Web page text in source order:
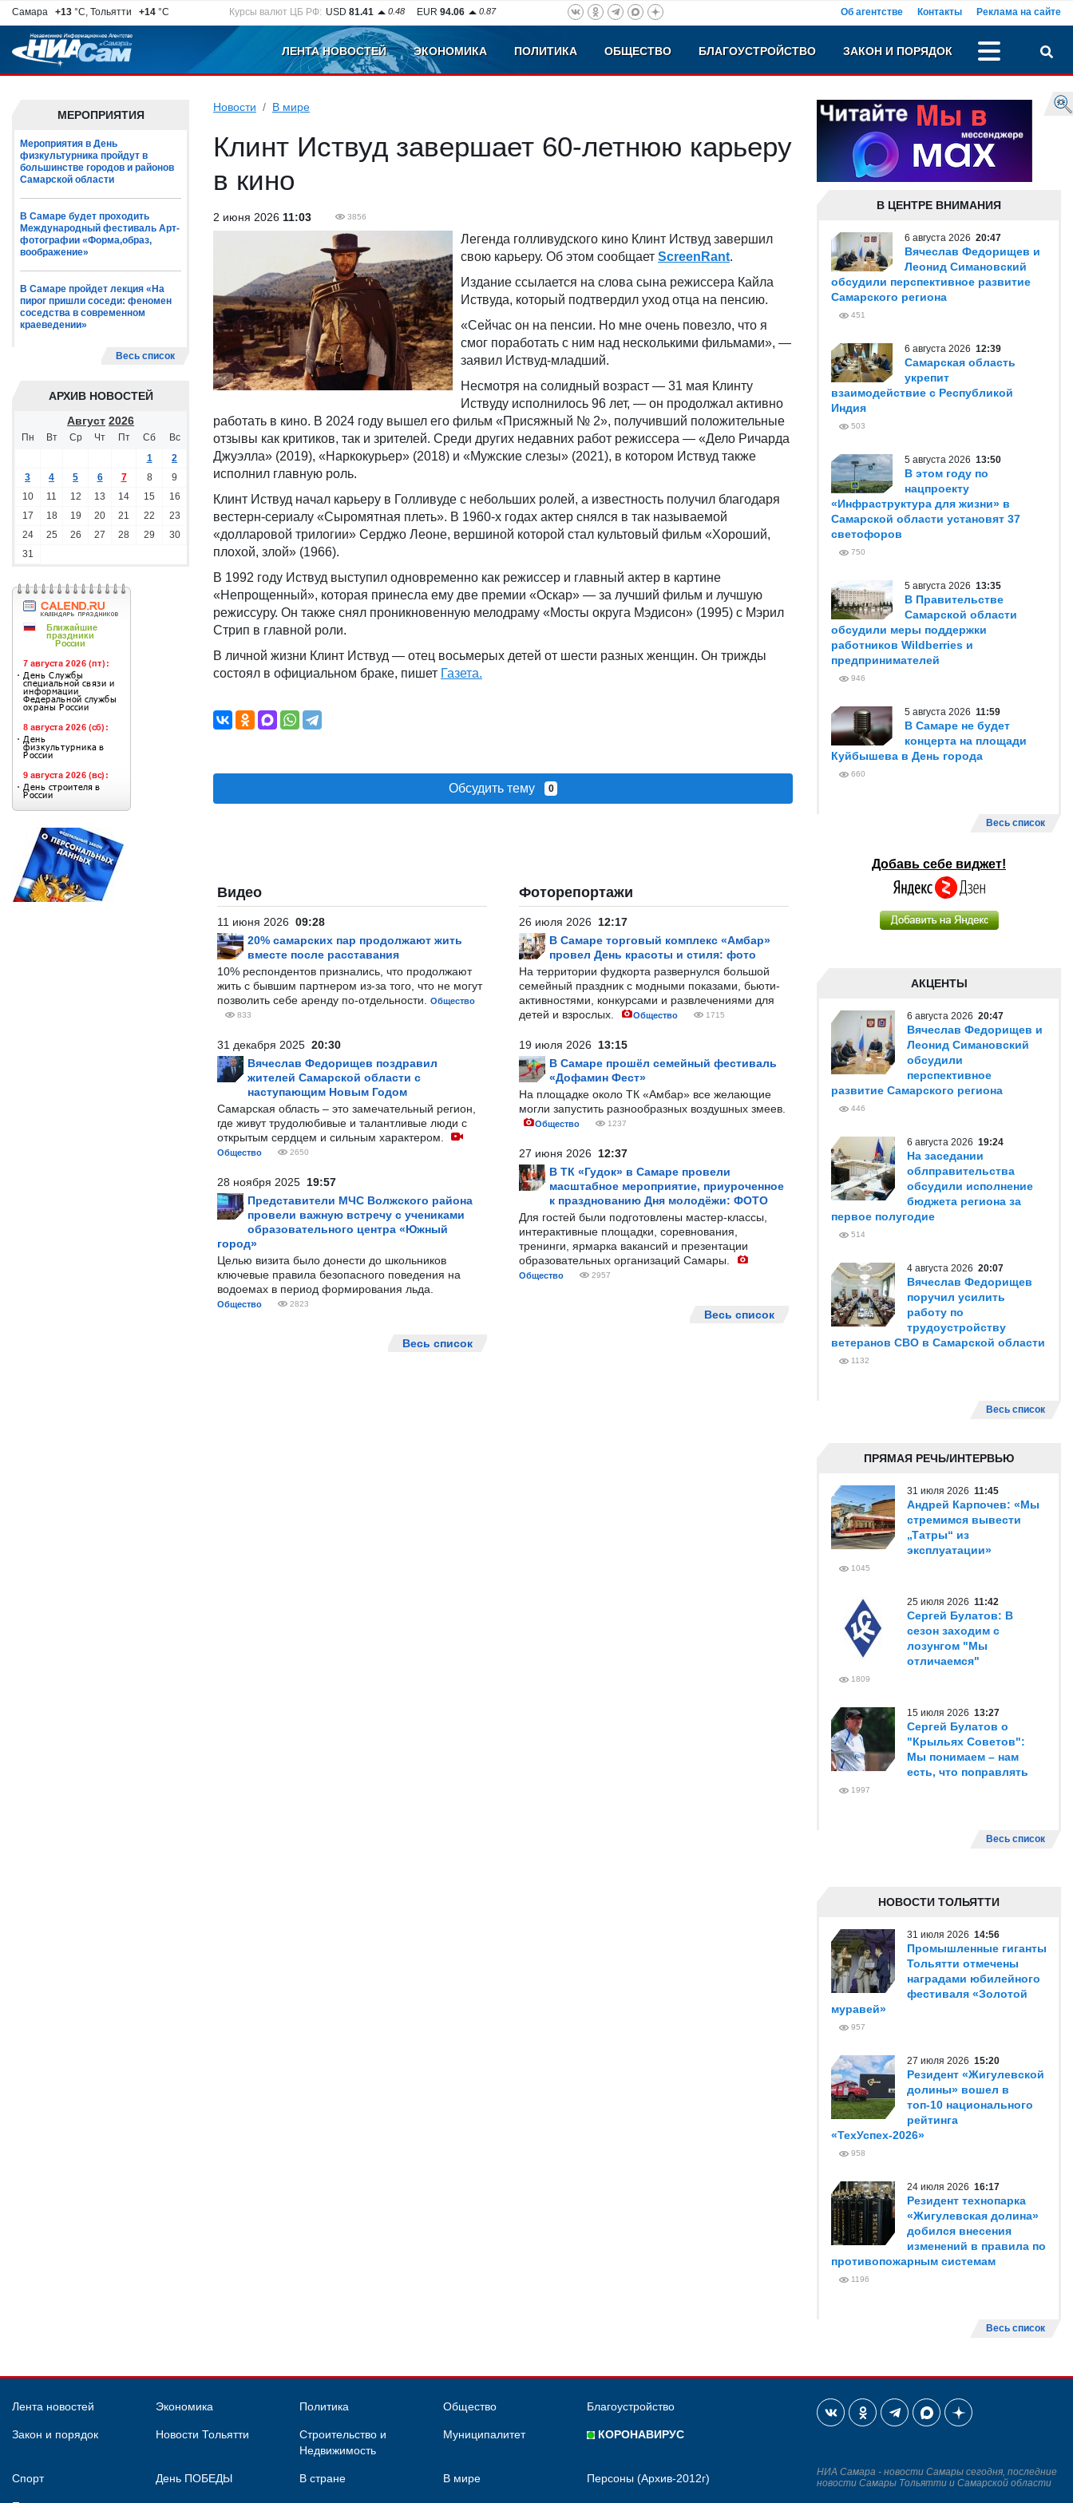
Самара +13 °C, Тольятти +14 °C Курсы валют ЦБ РФ: USD 81.41 0.48 EUR 94.06 0.87 Об агентстве Контакты Реклама на сайте
ЛЕНТА НОВОСТЕЙ ЭКОНОМИКА ПОЛИТИКА ОБЩЕСТВО БЛАГОУСТРОЙСТВО ЗАКОН И ПОРЯДОК
МЕРОПРИЯТИЯ
Мероприятия в День
физкультурника пройдут в
большинстве городов и районов
Самарской области
В Самаре будет проходить
Международный фестиваль Арт-
фотографии «Форма,образ,
воображение»
В Самаре пройдет лекция «На
пирог пришли соседи: феномен
соседства в современном
краеведении»
Весь список
АРХИВ НОВОСТЕЙ
Август 2026
Пн Вт Ср Чт Пт Сб
Вс
1
2
3
4 5 6 7 8
9
10
11 12 13 14 15
16
17
18 19 20 21 22
23
24
25 26 27 28 29
30
31
Новости В мире
Клинт Иствуд завершает 60‑летнюю карьеру
в кино
2 июня 2026 11:03 3856
Легенда голливудского кино Клинт Иствуд завершил
свою карьеру. Об этом сообщает ScreenRant.
Издание ссылается на слова сына режиссера Кайла
Иствуда, который подтвердил уход отца на пенсию.
«Сейчас он на пенсии. Но мне очень повезло, что я
смог поработать с ним над несколькими фильмами», —
заявил Иствуд‑младший.
Несмотря на солидный возраст — 31 мая Клинту
Иствуду исполнилось 96 лет, — он продолжал активно
работать в кино. В 2024 году вышел его фильм «Присяжный № 2», получивший положительные
отзывы как критиков, так и зрителей. Среди других недавних работ режиссера — «Дело Ричарда
Джуэлла» (2019), «Наркокурьер» (2018) и «Мужские слезы» (2021), в котором Иствуд также
исполнил главную роль.
Клинт Иствуд начал карьеру в Голливуде с небольших ролей, а известность получил благодаря
вестерн‑сериалу «Сыромятная плеть». В 1960‑х годах актер снялся в так называемой
«долларовой трилогии» Серджо Леоне, вершиной которой стал культовый фильм «Хороший,
плохой, злой» (1966).
В 1992 году Иствуд выступил одновременно как режиссер и главный актер в картине
«Непрощенный», которая принесла ему две премии «Оскар» — за лучший фильм и лучшую
режиссуру. Он также снял проникновенную мелодраму «Мосты округа Мэдисон» (1995) с Мэрил
Стрип в главной роли.
В личной жизни Клинт Иствуд — отец восьмерых детей от шести разных женщин. Он трижды
состоял в официальном браке, пишет Газета.
Обсудить тему 0
Видео
11 июня 2026 09:28
20% самарских пар продолжают жить
вместе после расставания
10% респондентов признались, что продолжают
жить с бывшим партнером из-за того, что не могут
позволить себе аренду по-отдельности.
Общество
833
31 декабря 2025 20:30
Вячеслав Федорищев поздравил
жителей Самарской области с
наступающим Новым Годом
Самарская область – это замечательный регион,
где живут трудолюбивые и талантливые люди с
открытым сердцем и сильным характером.
Общество 2650
28 ноября 2025 19:57
Представители МЧС Волжского района
провели важную встречу с учениками
образовательного центра «Южный
город»
Целью визита было донести до школьников
ключевые правила безопасного поведения на
водоемах в период формирования льда.
Общество 2823
Весь список
Фоторепортажи
26 июля 2026 12:17
В Самаре торговый комплекс «Амбар»
провел День красоты и стиля: фото
На территории фудкорта развернулся большой
семейный праздник с модными показами, бьюти-
активностями, конкурсами и развлечениями для
детей и взрослых.
Общество 1715
19 июля 2026 13:15
В Самаре прошёл семейный фестиваль
«Дофамин Фест»
На площадке около ТК «Амбар» все желающие
могли запустить разнообразных воздушных змеев.
Общество 1237
27 июня 2026 12:37
В ТК «Гудок» в Самаре провели
масштабное мероприятие, приуроченное
к празднованию Дня молодёжи: ФОТО
Для гостей были подготовлены мастер-классы,
интерактивные площадки, соревнования,
тренинги, ярмарка вакансий и презентации
образовательных организаций Самары.
Общество 2957
Весь список
В ЦЕНТРЕ ВНИМАНИЯ
6 августа 2026 20:47
Вячеслав Федорищев и
Леонид Симановский
обсудили перспективное развитие
Самарского региона
451
6 августа 2026 12:39
Самарская область
укрепит
взаимодействие с Республикой
Индия
503
5 августа 2026 13:50
В этом году по
нацпроекту
«Инфраструктура для жизни» в
Самарской области установят 37
светофоров
750
5 августа 2026 13:35
В Правительстве
Самарской области
обсудили меры поддержки
работников Wildberries и
предпринимателей
946
5 августа 2026 11:59
В Самаре не будет
концерта на площади
Куйбышева в День города
660
Весь список
Добавь себе виджет!
АКЦЕНТЫ
6 августа 2026 20:47
Вячеслав Федорищев и
Леонид Симановский
обсудили
перспективное
развитие Самарского региона
446
6 августа 2026 19:24
На заседании
облправительства
обсудили исполнение
бюджета региона за
первое полугодие
514
4 августа 2026 20:07
Вячеслав Федорищев
поручил усилить
работу по
трудоустройству
ветеранов СВО в Самарской области
1132
Весь список
ПРЯМАЯ РЕЧЬ/ИНТЕРВЬЮ
31 июля 2026 11:45
Андрей Карпочев: «Мы
стремимся вывести
„Татры“ из
эксплуатации»
1045
25 июля 2026 11:42
Сергей Булатов: В
сезон заходим с
лозунгом "Мы
отличаемся"
1809
15 июля 2026 13:27
Сергей Булатов о
"Крыльях Советов":
Мы понимаем – нам
есть, что поправлять
1997
Весь список
НОВОСТИ ТОЛЬЯТТИ
31 июля 2026 14:56
Промышленные гиганты
Тольятти отмечены
наградами юбилейного
фестиваля «Золотой
муравей»
957
27 июля 2026 15:20
Резидент «Жигулевской
долины» вошел в
топ-10 национального
рейтинга
«ТехУспех-2026»
958
24 июля 2026 16:17
Резидент технопарка
«Жигулевская долина»
добился внесения
изменений в правила по
противопожарным системам
1196
Весь список
Лента новостей Экономика Политика Общество Благоустройство
Закон и порядок Новости Тольятти
Строительство и
Недвижимость
Муниципалитет КОРОНАВИРУС
Спорт День ПОБЕДЫ В стране В мире Персоны (Архив-2012г)
НИА Самара - новости Самары сегодня, последние
новости Самары Тольятти и Самарской области